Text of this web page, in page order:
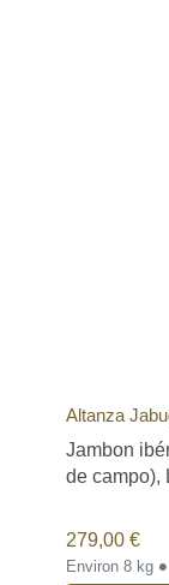
Altanza
Jambon
de campo),
279,00 €
Environ 8 kg •